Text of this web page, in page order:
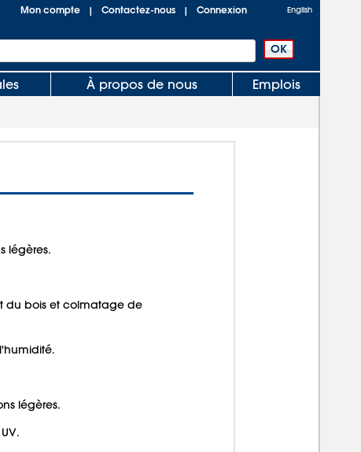
Mon compte | Contactez-nous | Connexion English
À propos de nous Emplois
légères.
du bois et colmatage de
légères.